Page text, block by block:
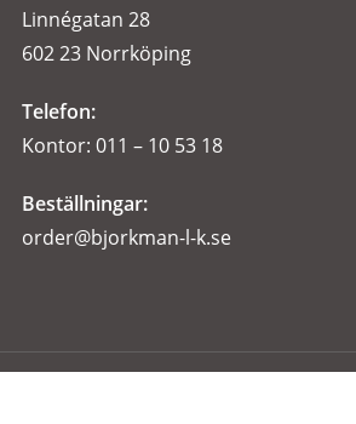
Linnégatan 28
602 23 Norrköping
Telefon:
Kontor: 011 – 10 53 18
Beställningar:
order@bjorkman-l-k.se